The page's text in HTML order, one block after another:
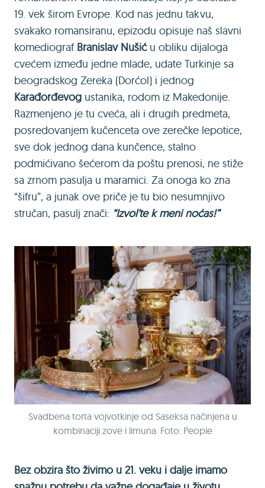
19. vek širom Evrope. Kod nas jednu takvu,
svakako romansiranu, epizodu opisuje naš slavni
komediograf Branislav Nušiću obliku dijaloga
cvećem između jedne mlade, udate Turkinje sa
beogradskog Zereka (Dorćol) i jednog
Karađorđevog ustanika, rodom iz Makedonije.
Razmenjeno je tu cveća, ali i drugih predmeta,
posredovanjem kučenceta ove zerečke lepotice,
sve dok jednog dana kunčence, stalno
podmićivano šećerom da poštu prenosi, ne stiže
sa zrnom pasulja u maramici. Za onoga ko zna
“šifru”, a junak ove priče je tu bio nesumnjivo
stručan, pasulj znači: “Izvol’te k meni noćas!”
Svadbena torta vojvotkinje od Saseksa načinjena u
kombinaciji zove i limuna. Foto: People
Bez obzira što živimo u 21. veku i dalje imamo